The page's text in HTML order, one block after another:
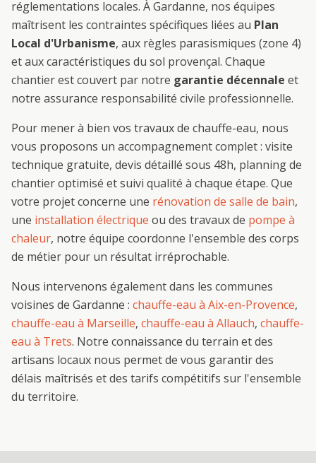
réglementations locales. ÀGardanne, nos équipes
maîtrisent les contraintes spécifiques liées au Plan
Local d'Urbanisme, aux règles parasismiques (zone 4)
et aux caractéristiques du sol provençal. Chaque
chantier est couvert par notre garantie décennale et
notre assurance responsabilité civile professionnelle.
Pour mener à bien vos travaux de chauffe-eau, nous
vous proposons un accompagnement complet : visite
technique gratuite, devis détaillé sous 48h, planning de
chantier optimisé et suivi qualité à chaque étape. Que
votre projet concerne une rénovation de salle de bain,
une installation électrique ou des travaux de pompe à
chaleur, notre équipe coordonne l'ensemble des corps
de métier pour un résultat irréprochable.
Nous intervenons également dans les communes
voisines de Gardanne : chauffe-eau à Aix-en-Provence,
chauffe-eau à Marseille, chauffe-eau à Allauch, chauffe-
eau à Trets. Notre connaissance du terrain et des
artisans locaux nous permet de vous garantir des
délais maîtrisés et des tarifs compétitifs sur l'ensemble
du territoire.